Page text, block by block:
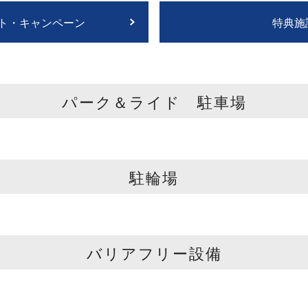
・キャンペーン 特典施
パーク＆ライド 駐車場
駐輪場
バリアフリー設備